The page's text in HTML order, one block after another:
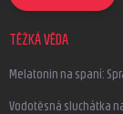
TĚŽKÁ VĚDA
Melatonin na spaní:
Vodotěsná sluchátka